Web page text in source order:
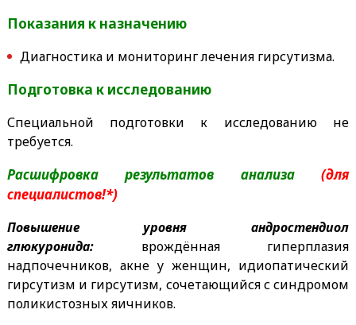
Показания к назначению
Диагностика и мониторинг лечения гирсутизма.
Подготовка к исследованию
Специальной подготовки к исследованию не
требуется.
Расшифровка результатов анализа(для
специалистов!*)
Повышение уровня андростендиол
глюкуронида:
врождённая гиперплазия
надпочечников, акне у женщин, идиопатический
гирсутизм и гирсутизм, сочетающийся с синдромом
поликистозных яичников.